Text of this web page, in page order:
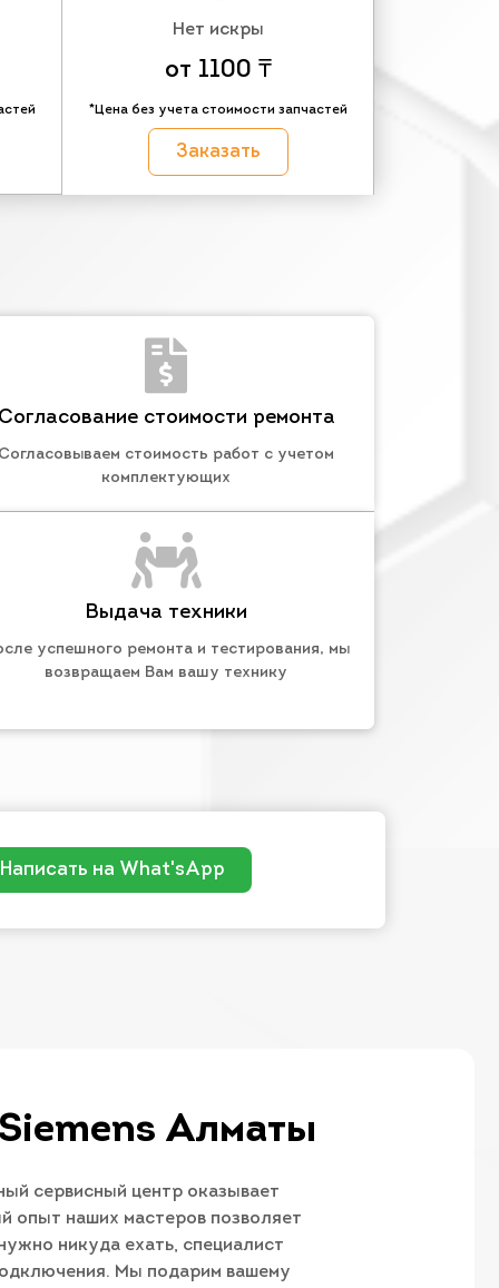
Нет искры
от 1100 ₸
*Цена без учета стоимости запчастей
Заказать
Согласование стоимости ремонта
Согласовываем стоимость работ с учетом
комплектующих
Выдача техники
успешного ремонта и тестирования, мы
возвращаем Вам вашу технику
Написать на What'sApp
Алматы
сервисный центр оказывает
опыт наших мастеров позволяет
никуда ехать, специалист
Мы подарим вашему